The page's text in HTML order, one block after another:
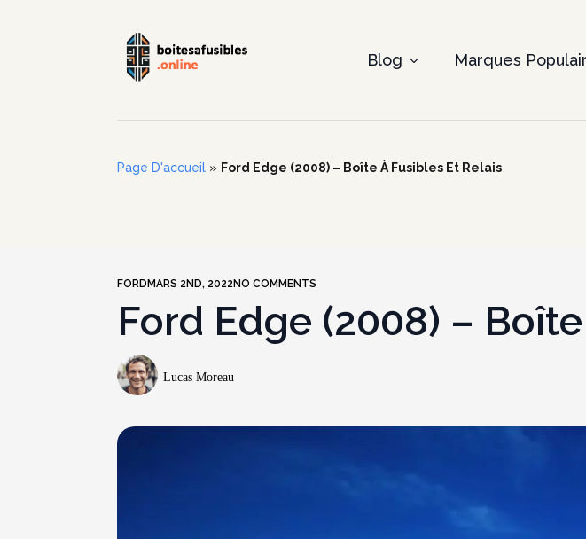
Blog Marques
Page D'accueil » Ford Edge (2008) – Boîte À Fusibles Et Relais
FORD MARS 2ND, 2022 NO COMMENTS
Ford Edge (2008) –
Lucas Moreau